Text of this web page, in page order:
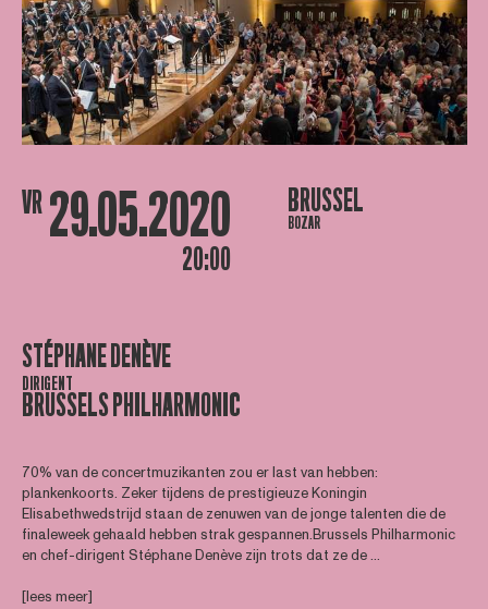
VR 29.05.2020
20:00
BRUSSEL
BOZAR
STÉPHANE DENÈVE
DIRIGENT
BRUSSELS PHILHARMONIC
70% van de concertmuzikanten zou er last van hebben:
plankenkoorts. Zeker tijdens de prestigieuze Koningin
Elisabethwedstrijd staan de zenuwen van de jonge talenten die de
finaleweek gehaald hebben strak gespannen.Brussels Philharmonic
en chef-dirigent Stéphane Denève zijn trots dat ze de ...
[lees meer]